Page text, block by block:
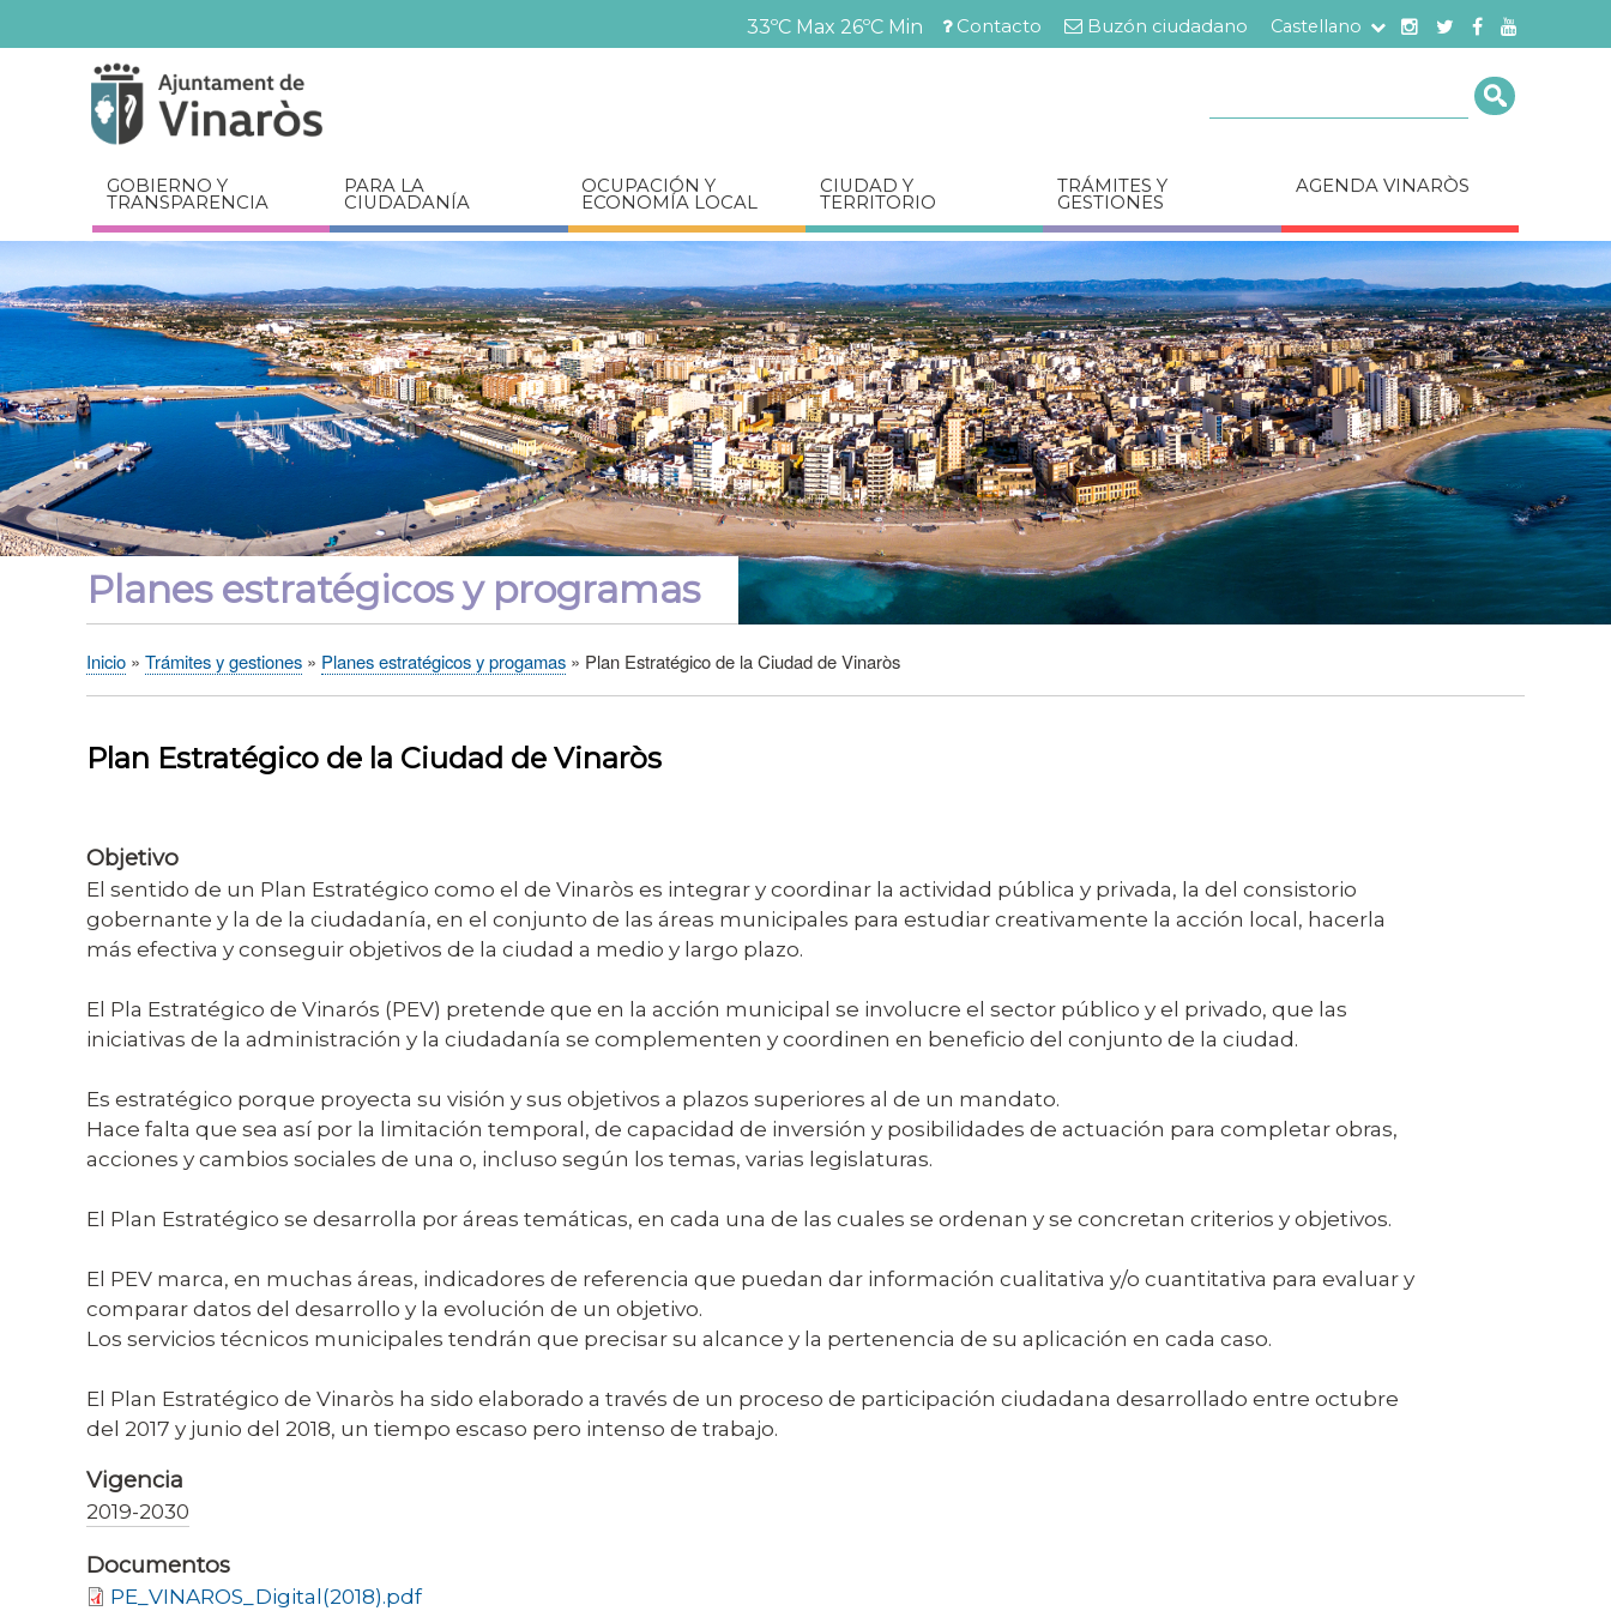
Pasar
al
relacionados
Menú
Contacto Buzón ciudadano Castellano
33ºC Max 26ºC Min
GOBIERNO Y
TRANSPARENCIA
PARA LA
CIUDADANÍA
OCUPACIÓN Y
ECONOMÍA LOCAL
CIUDAD Y
TERRITORIO
TRÁMITES Y
GESTIONES
AGENDA VINARÒS
Planes estratégicos y programas
Sobrescribir
de
ayuda
navegación
Inicio Trámites y gestiones Planes estratégicos y progamas Plan Estratégico de la Ciudad de Vinaròs
Plan Estratégico de la Ciudad de Vinaròs
Objetivo
El sentido de un Plan Estratégico como el de Vinaròs es integrar y coordinar la actividad pública y privada, la del consistorio
gobernante y la de la ciudadanía, en el conjunto de las áreas municipales para estudiar creativamente la acción local, hacerla
más efectiva y conseguir objetivos de la ciudad a medio y largo plazo.
El Pla Estratégico de Vinarós (PEV) pretende que en la acción municipal se involucre el sector público y el privado, que las
iniciativas de la administración y la ciudadanía se complementen y coordinen en beneficio del conjunto de la ciudad.
Es estratégico porque proyecta su visión y sus objetivos a plazos superiores al de un mandato.
Hace falta que sea así por la limitación temporal, de capacidad de inversión y posibilidades de actuación para completar obras,
acciones y cambios sociales de una o, incluso según los temas, varias legislaturas.
El Plan Estratégico se desarrolla por áreas temáticas, en cada una de las cuales se ordenan y se concretan criterios y objetivos.
El PEV marca, en muchas áreas, indicadores de referencia que puedan dar información cualitativa y/o cuantitativa para evaluar y
comparar datos del desarrollo y la evolución de un objetivo.
Los servicios técnicos municipales tendrán que precisar su alcance y la pertenencia de su aplicación en cada caso.
El Plan Estratégico de Vinaròs ha sido elaborado a través de un proceso de participación ciudadana desarrollado entre octubre
del 2017 y junio del 2018, un tiempo escaso pero intenso de trabajo.
Vigencia
2019-2030
Documentos
PE_VINAROS_Digital(2018).pdf